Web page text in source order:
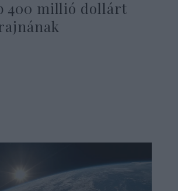
400 millió dollárt